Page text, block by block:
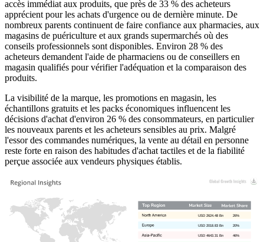
accès immédiat aux produits, que près de 33 % des acheteurs
apprécient pour les achats d'urgence ou de dernière minute. De
nombreux parents continuent de faire confiance aux pharmacies, aux
magasins de puériculture et aux grands supermarchés où des
conseils professionnels sont disponibles. Environ 28 % des
acheteurs demandent l'aide de pharmaciens ou de conseillers en
magasin qualifiés pour vérifier l'adéquation et la comparaison des
produits.
La visibilité de la marque, les promotions en magasin, les
échantillons gratuits et les packs économiques influencent les
décisions d'achat d'environ 26 % des consommateurs, en particulier
les nouveaux parents et les acheteurs sensibles au prix. Malgré
l'essor des commandes numériques, la vente au détail en personne
reste forte en raison des habitudes d'achat tactiles et de la fiabilité
perçue associée aux vendeurs physiques établis.
46%
USD 4643.31 Bn
20%
USD 2018.83 Bn
26%
USD 2624.48 Bn